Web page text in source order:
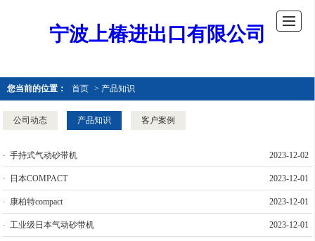
宁波上椿进出口有限公司
您当前的位置： 首页 > 产品知识
公司动态 产品知识 客户案例
2023-12-02
手持式气动砂带机
2023-12-01
日本COMPACT
2023-12-01
康柏特compact
2023-12-01
工业级日本气动砂带机